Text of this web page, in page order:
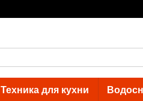
Техника для кухни